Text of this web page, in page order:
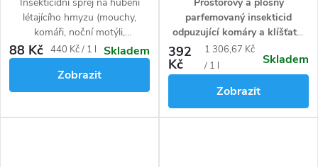
létajícího hmyzu (mouchy,
komáři, noční motýli,
muchničky,....) a jeho larev.
Hadička se speciální koncovkou
umožňuje aplikovat přípravek i
do nepřístupných míst a
88 Kč Měrná
440 Kč / 1 l
Skladem
Zobrazit
parfemovaný insekticid
odpuzující komáry a klíšťata,
který je při přímém kontaktu
paralyzuje a během okamžiku
zahubí. Funguje i na jiný
obtížný hmyz. Bezpečná
ochrana proti hmyzu jak v
interiéru tak exteriéru až po
392
Kč
Měrná
cena:
1 306,67 Kč
/ 1 l
Skladem
Zobrazit